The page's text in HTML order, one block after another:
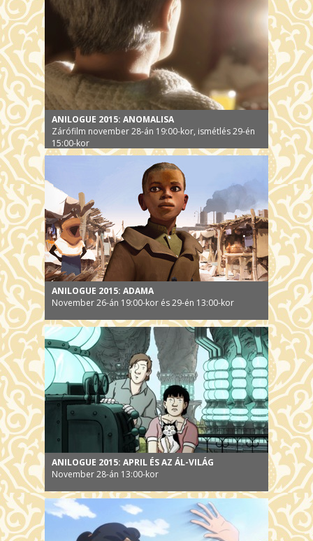
ANILOGUE 2015: ANOMALISA
Zárófilm november 28-án 19:00-kor, ismétlés 29-én
15:00-kor
ANILOGUE 2015: ADAMA
November 26-án 19:00-kor és 29-én 13:00-kor
ANILOGUE 2015: APRIL ÉS AZ ÁL-VILÁG
November 28-án 13:00-kor